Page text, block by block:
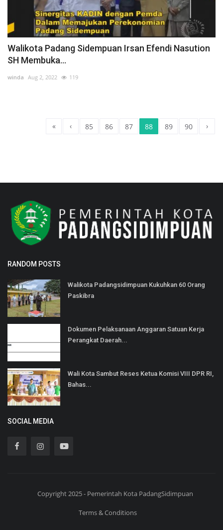
Walikota Padang Sidempuan Irsan Efendi Nasution
SH Membuka...
winda Aug 2, 2022 119
« ‹ 85 86 87 88 89 90 ›
RANDOM POSTS
Walikota Padangsidimpuan Kukuhkan 60 Orang
Paskibra
Dokumen Pelaksanaan Anggaran Satuan Kerja
Perangkat Daerah...
Wali Kota Sambut Reses Ketua Komisi VIII DPR RI,
Bahas...
SOCIAL MEDIA
Copyright 2025 - Pemerintah Kota PadangSidimpuan
Terms & Conditions